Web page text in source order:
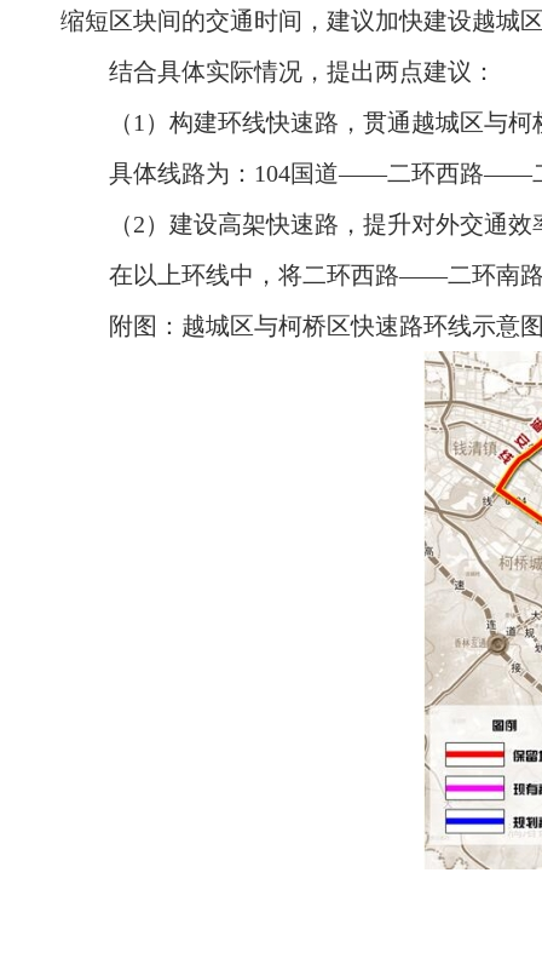
缩短区块间的交通时间，建议加快建设越城
结合具体实际情况，提出两点建议：
（1）构建环线快速路，贯通越城区与柯
具体线路为：104国道——二环西路
（2）建设高架快速路，提升对外交通效
在以上环线中，将二环西路——二环南
附图：越城区与柯桥区快速路环线示意